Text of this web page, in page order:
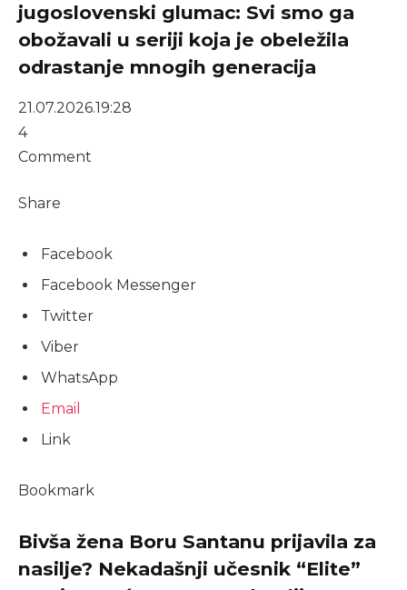
jugoslovenski glumac: Svi smo ga
obožavali u seriji koja je obeležila
odrastanje mnogih generacija
21.07.2026.19:28
4
Comment
Share
Facebook
Facebook Messenger
Twitter
Viber
WhatsApp
Email
Link
Bookmark
Bivša žena Boru Santanu prijavila za
nasilje? Nekadašnji učesnik “Elite”